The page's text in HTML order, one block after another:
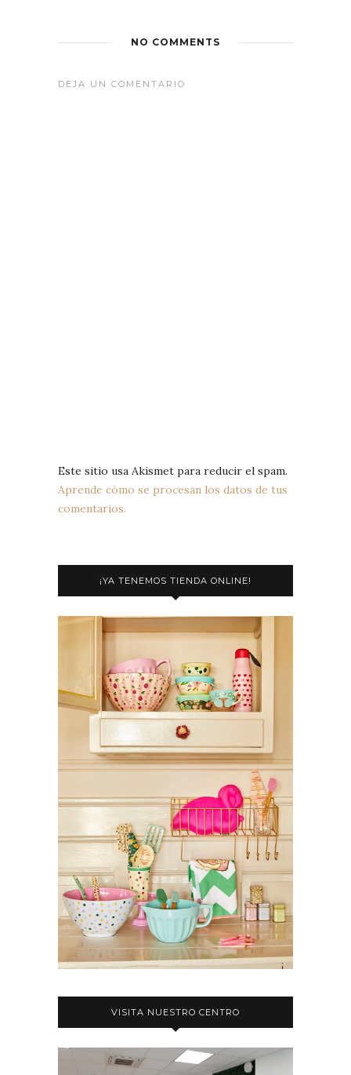
NO COMMENTS
DEJA UN COMENTARIO
Este sitio usa Akismet para reducir el spam.
Aprende cómo se procesan los datos de tus
comentarios.
¡YA TENEMOS TIENDA ONLINE!
VISITA NUESTRO CENTRO